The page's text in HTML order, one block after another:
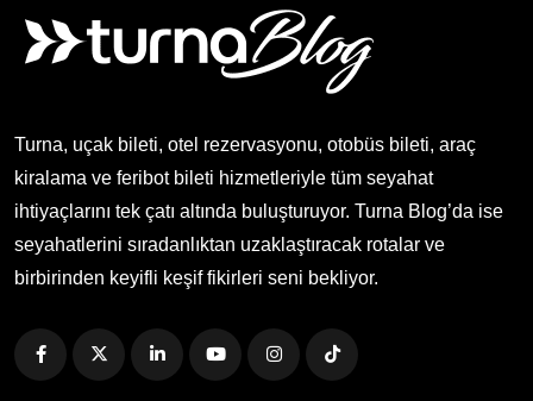
Turna, uçak bileti, otel rezervasyonu, otobüs bileti, araç
kiralama ve feribot bileti hizmetleriyle tüm seyahat
ihtiyaçlarını tek çatı altında buluşturuyor. Turna Blog’da ise
seyahatlerini sıradanlıktan uzaklaştıracak rotalar ve
birbirinden keyifli keşif fikirleri seni bekliyor.